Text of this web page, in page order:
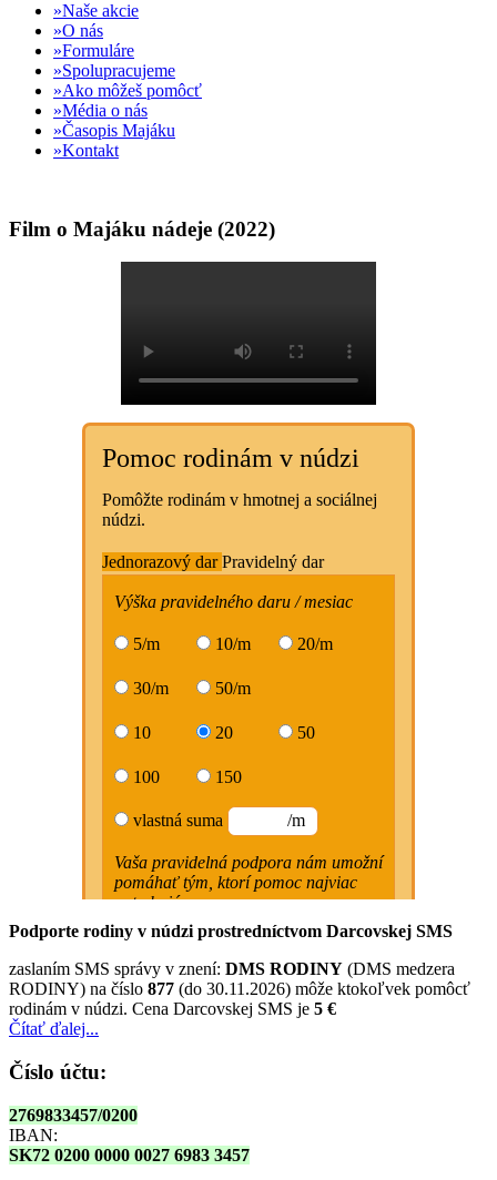
Naše akcie
O nás
Formuláre
Spolupracujeme
Ako môžeš pomôcť
Média o nás
Časopis Majáku
Kontakt
Film o Majáku nádeje (2022)
Podporte rodiny v núdzi prostredníctvom Darcovskej SMS
zaslaním SMS správy v znení: DMS RODINY (DMS medzera
RODINY) na číslo 877 (do 30.11.2026) môže ktokoľvek pomôcť
rodinám v núdzi. Cena Darcovskej SMS je 5 €
Čítať ďalej...
Číslo účtu:
2769833457/0200
IBAN:
SK72 0200 0000 0027 6983 3457